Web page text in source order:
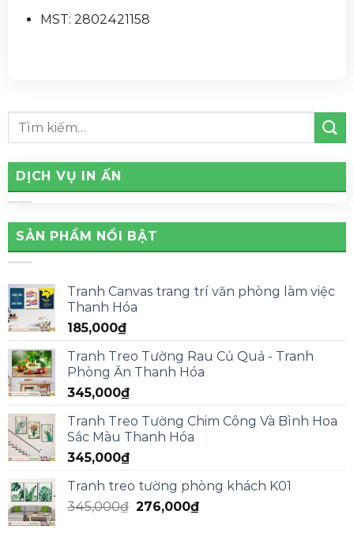
MST: 2802421158
DỊCH VỤ IN ẤN
SẢN PHẨM NỔI BẬT
Tranh Canvas trang trí văn phòng làm việc
Thanh Hóa
185,000₫
Tranh Treo Tường Rau Củ Quả - Tranh
Phòng Ăn Thanh Hóa
345,000₫
Tranh Treo Tường Chim Công Và Bình Hoa
Sắc Màu Thanh Hóa
345,000₫
Tranh treo tường phòng khách K01
345,000₫ 276,000₫